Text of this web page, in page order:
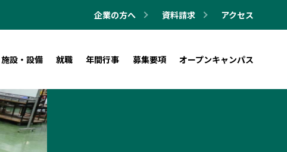
企業の方へ 資料請求 アクセス
施設・設備 就職 年間行事 募集要項 オープンキャンパス